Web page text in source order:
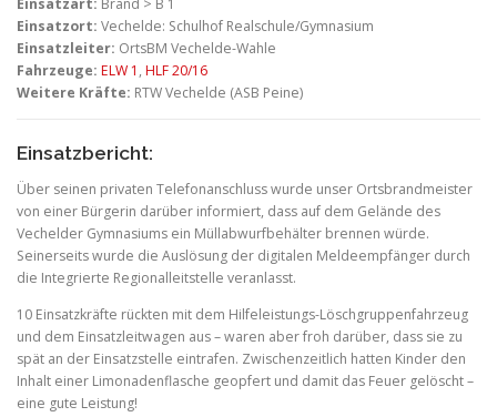
Einsatzort: Vechelde: Schulhof Realschule/Gymnasium
Einsatzleiter: OrtsBM Vechelde-Wahle
Fahrzeuge: ELW 1 , HLF 20/16
Weitere Kräfte: RTW Vechelde (ASB Peine)
Einsatzbericht:
Über seinen privaten Telefonanschluss wurde unser Ortsbrandmeister
von einer Bürgerin darüber informiert, dass auf dem Gelände des
Vechelder Gymnasiums ein Müllabwurfbehälter brennen würde.
Seinerseits wurde die Auslösung der digitalen Meldeempfänger durch
die Integrierte Regionalleitstelle veranlasst.
10 Einsatzkräfte rückten mit dem Hilfeleistungs-Löschgruppenfahrzeug
und dem Einsatzleitwagen aus – waren aber froh darüber, dass sie zu
spät an der Einsatzstelle eintrafen. Zwischenzeitlich hatten Kinder den
Inhalt einer Limonadenflasche geopfert und damit das Feuer gelöscht –
eine gute Leistung!